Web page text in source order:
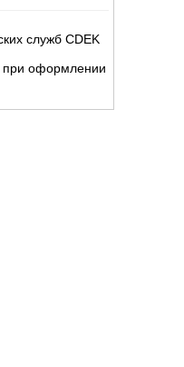
служб CDEK
при оформлении